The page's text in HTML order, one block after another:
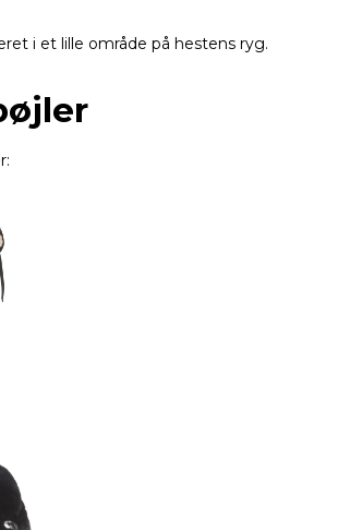
i et lille område på hestens ryg.